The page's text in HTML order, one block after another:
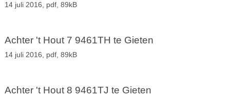
14 juli 2016, pdf, 89kB
Achter 't Hout 7 9461TH te Gieten
14 juli 2016, pdf, 89kB
Achter 't Hout 8 9461TJ te Gieten